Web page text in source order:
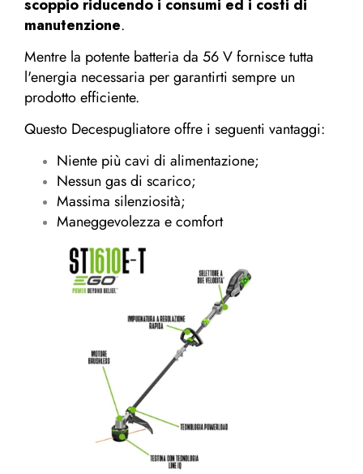
scoppio riducendo i consumi ed i costi di
manutenzione.
Mentre la potente batteria da 56 V fornisce tutta
l'energia necessaria per garantirti sempre un
prodotto efficiente.
Questo Decespugliatore offre i seguenti vantaggi:
Niente più cavi di alimentazione;
Nessun gas di scarico;
Massima silenziosità;
Maneggevolezza e comfort